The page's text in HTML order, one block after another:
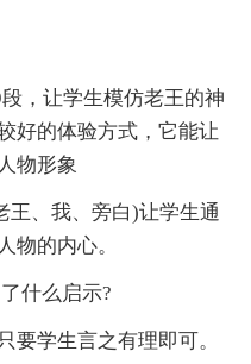
让学生模仿老王的神
好的体验方式，它能让
物形象
、我、旁白)让学生通
物的内心。
什么启示?
学生言之有理即可。